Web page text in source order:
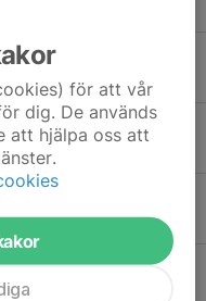
2025
för att vår
dig. De används
att hjälpa oss att